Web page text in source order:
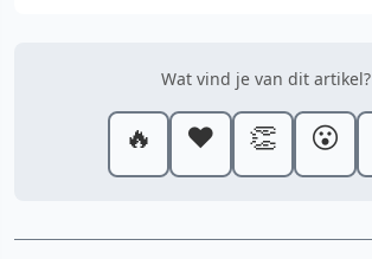
Wat vind je van dit artikel?
🔥 ❤️ 👏 😮